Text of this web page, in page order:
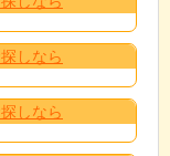
しなら
しなら